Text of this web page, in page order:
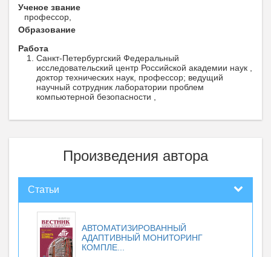
Ученое звание
профессор,
Образование
Работа
Санкт-Петербургский Федеральный
исследовательский центр Российской академии наук ,
доктор технических наук, профессор; ведущий
научный сотрудник лаборатории проблем
компьютерной безопасности ,
Произведения автора
Статьи
АВТОМАТИЗИРОВАННЫЙ
АДАПТИВНЫЙ МОНИТОРИНГ
КОМПЛЕ...